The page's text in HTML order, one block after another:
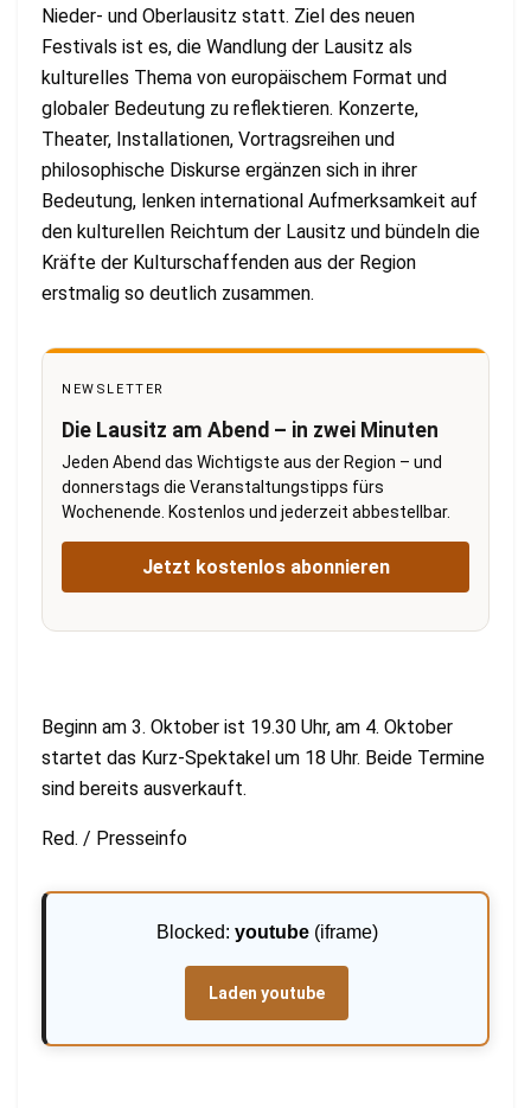
Nieder- und Oberlausitz statt. Ziel des neuen
Festivals ist es, die Wandlung der Lausitz als
kulturelles Thema von europäischem Format und
globaler Bedeutung zu reflektieren. Konzerte,
Theater, Installationen, Vortragsreihen und
philosophische Diskurse ergänzen sich in ihrer
Bedeutung, lenken international Aufmerksamkeit auf
den kulturellen Reichtum der Lausitz und bündeln die
Kräfte der Kulturschaffenden aus der Region
erstmalig so deutlich zusammen.
NEWSLETTER
Die Lausitz am Abend – in zwei Minuten
Jeden Abend das Wichtigste aus der Region – und
donnerstags die Veranstaltungstipps fürs
Wochenende. Kostenlos und jederzeit abbestellbar.
Jetzt kostenlos abonnieren
Beginn am 3. Oktober ist 19.30 Uhr, am 4. Oktober
startet das Kurz-Spektakel um 18 Uhr. Beide Termine
sind bereits ausverkauft.
Red. / Presseinfo
Blocked: youtube(iframe)
Laden youtube